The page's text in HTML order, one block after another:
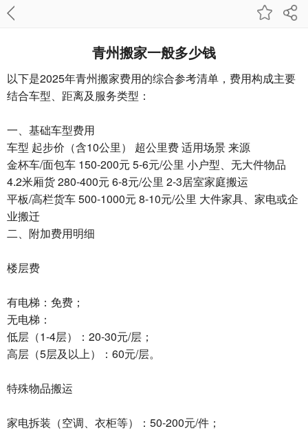
青州搬家一般多少钱
以下是2025年青州搬家费用的综合参考清单，费用构成主要
结合车型、距离及服务类型：
一、基础车型费用
车型‌ ‌起步价（含10公里）‌ ‌超公里费‌ ‌适用场景‌ 来源
金杯车/面包车 150-200元 5-6元/公里 小户型、无大件物品
4.2米厢货 280-400元 6-8元/公里 2-3居室家庭搬运
平板/高栏货车 500-1000元 8-10元/公里 大件家具、家电或企
业搬迁
二、附加费用明细
楼层费‌
有电梯：免费；
无电梯：
低层（1-4层）：20-30元/层；
高层（5层及以上）：60元/层。
特殊物品搬运‌
家电拆装（空调、衣柜等）：50-200元/件；